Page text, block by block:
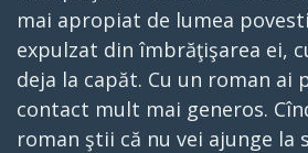
mai apropiat de lumea
expulzat din îmbrăţişarea ei,
deja la capăt. Cu un roman ai
contact mult mai generos.
roman ştii că nu vei ajunge